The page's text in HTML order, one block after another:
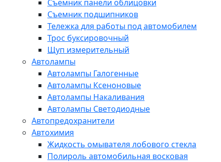
Съемник панели облицовки
Съемник подшипников
Тележка для работы под автомобилем
Трос буксировочный
Щуп измерительный
Автолампы
Автолампы Галогенные
Автолампы Ксеноновые
Автолампы Накаливания
Автолампы Светодиодные
Автопредохранители
Автохимия
Жидкость омывателя лобового стекла
Полироль автомобильная восковая